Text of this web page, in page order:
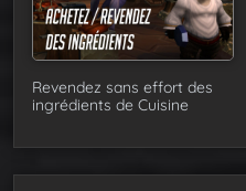
Revendez sans effort des
ingrédients de Cuisine